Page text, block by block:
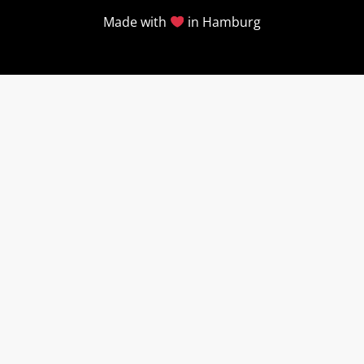
Made with in Hamburg